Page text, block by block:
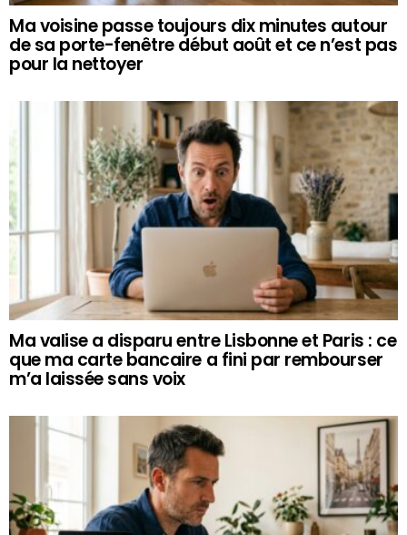
Ma voisine passe toujours dix minutes autour
de sa porte-fenêtre début août et ce n’est pas
pour la nettoyer
Ma valise a disparu entre Lisbonne et Paris : ce
que ma carte bancaire a fini par rembourser
m’a laissée sans voix